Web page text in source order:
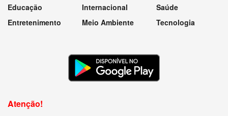
Educação
Entretenimento
Internacional
Meio Ambiente
Saúde
Tecnologia
Atenção!